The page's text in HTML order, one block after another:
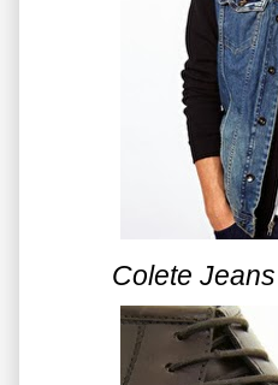
Colete